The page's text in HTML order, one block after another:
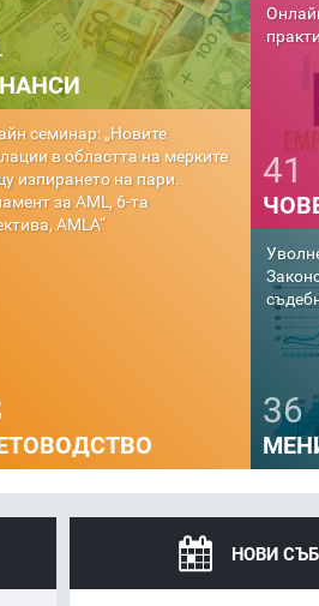
41
обучение: „Болнични и
актуални проблеми
Обжалване на
лист. Съдебна
Получаване на
36
НОВИ